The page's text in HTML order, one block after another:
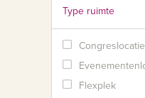
Type ruimte
Congreslocatie
Flexplek